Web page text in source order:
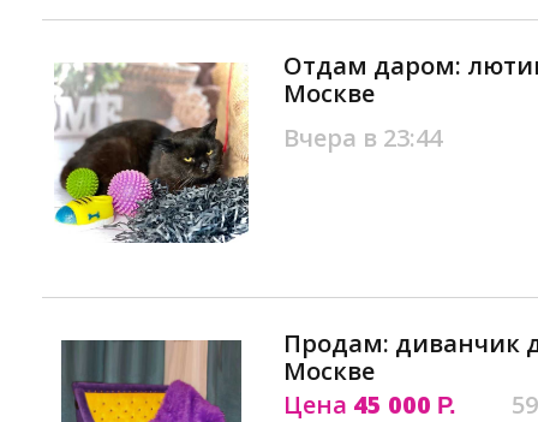
Отдам даром:
Москве
Вчера в 23:44
Продам: диванчик
Москве
Цена 45 000 Р.